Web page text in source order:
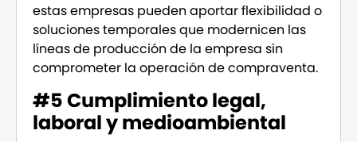
estas empresas pueden aportar flexibilidad o
soluciones temporales que modernicen las
líneas de producción de la empresa sin
comprometer la operación de compraventa.
#5 Cumplimiento legal,
laboral y medioambiental